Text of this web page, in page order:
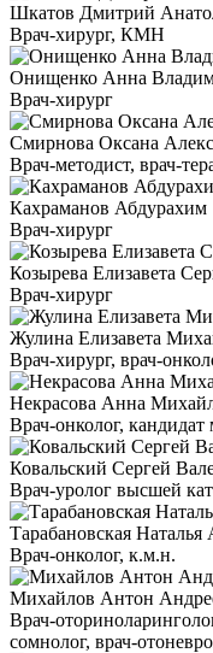
Шкатов Дмитрий
Врач-хирург, КМН
Онищенко Анна
Врач-хирург
Смирнова Оксана
Врач-методист, врач-
Кахраманов Абдурахим
Врач-хирург
Козырева Елизавета
Врач-хирург
Жулина Елизавета
Врач-хирург, врач-
Некрасова Анна
Врач-онколог,
Ковальский Сергей
Врач-уролог высшей
Тарабановская Наталья
Врач-онколог, к.м.н.
Михайлов Антон
Врач-
сомнолог, врач-